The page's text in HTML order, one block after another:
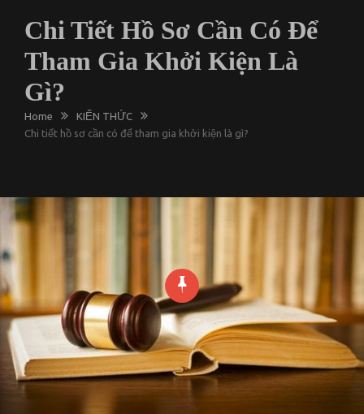
Chi Tiết Hồ Sơ Cần Có Để
Tham Gia Khởi Kiện Là
Gì?
Home
KIẾN THỨC
Chi tiết hồ sơ cần có để tham gia khởi kiện là gì?